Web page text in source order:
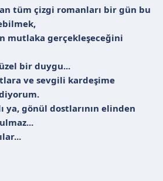
tüm çizgi romanları bir gün bu
mutlaka gerçekleşeceğini
bir duygu...
ve sevgili kardeşime
ya, gönül dostlarının elinden